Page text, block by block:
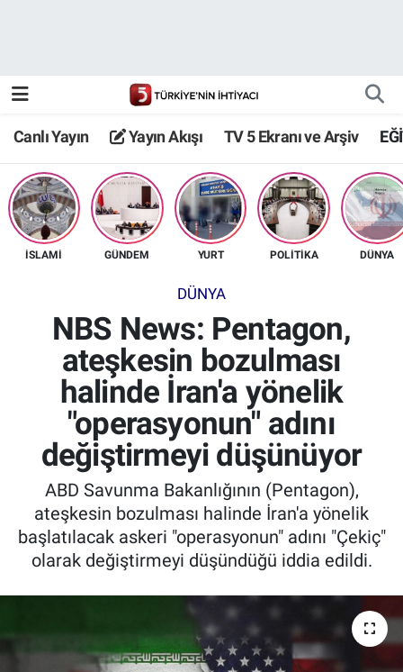
Canlı Yayın Yayın Akışı TV 5 Ekranı ve Arşiv
İSLAMİ GÜNDEM YURT POLİTİKA DÜNYA
DÜNYA
NBS News: Pentagon,
ateşkesin bozulması
halinde İran'a yönelik
"operasyonun" adını
değiştirmeyi düşünüyor
ABD Savunma Bakanlığının (Pentagon),
ateşkesin bozulması halinde İran'a yönelik
başlatılacak askeri "operasyonun" adını "Çekiç"
olarak değiştirmeyi düşündüğü iddia edildi.
TV 5 Ekranı ve Arşiv